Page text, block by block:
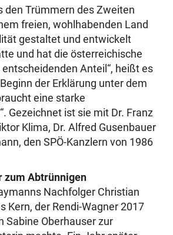
den Trümmern des Zweiten
freien, wohlhabenden Land
gestaltet und entwickelt
und hat die österreichische
Anteil“, heißt es
der Erklärung unter dem
eine starke
Gezeichnet ist sie mit Dr. Franz
Klima, Dr. Alfred Gusenbauer
den SPÖ-Kanzlern von 1986
zum Abtrünnigen
Nachfolger Christian
Kern, der Rendi-Wagner 2017
Sabine Oberhauser zur